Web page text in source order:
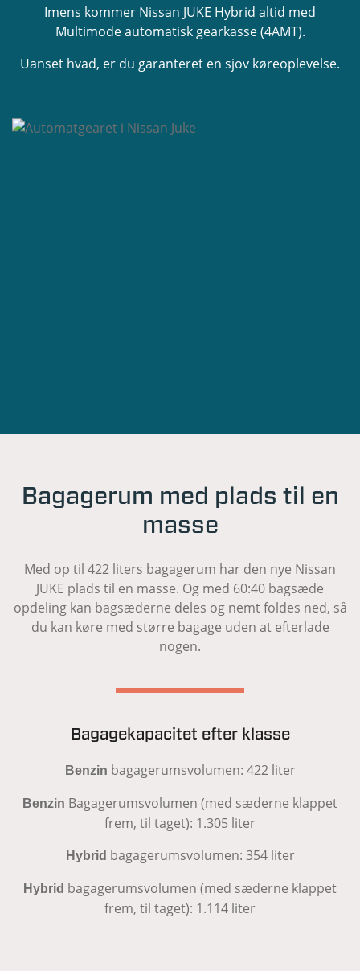
Imens kommer Nissan JUKE Hybrid altid med
Multimode automatisk gearkasse (4AMT).
Uanset hvad, er du garanteret en sjov køreoplevelse.
Bagagerum med plads til en
masse
Med op til 422 liters bagagerum har den nye Nissan
JUKE plads til en masse. Og med 60:40 bagsæde
opdeling kan bagsæderne deles og nemt foldes ned, så
du kan køre med større bagage uden at efterlade
nogen.
Bagagekapacitet efter klasse
Benzin bagagerumsvolumen: 422 liter
Benzin Bagagerumsvolumen (med sæderne klappet
frem, til taget): 1.305 liter
Hybrid bagagerumsvolumen: 354 liter
Hybrid bagagerumsvolumen (med sæderne klappet
frem, til taget): 1.114 liter